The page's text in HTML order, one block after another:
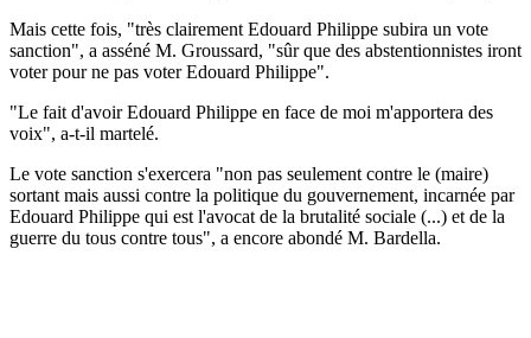
Mais cette fois, "très clairement Edouard Philippe subira un vote
sanction", a asséné M. Groussard, "sûr que des abstentionnistes iront
voter pour ne pas voter Edouard Philippe".
"Le fait d'avoir Edouard Philippe en face de moi m'apportera des
voix", a-t-il martelé.
Le vote sanction s'exercera "non pas seulement contre le (maire)
sortant mais aussi contre la politique du gouvernement, incarnée par
Edouard Philippe qui est l'avocat de la brutalité sociale (...) et de la
guerre du tous contre tous", a encore abondé M. Bardella.